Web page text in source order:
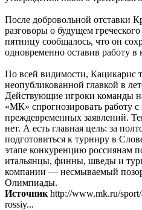
После добровольной отставки
разговоры о будущем
пятницу сообщалось, что он
одновременно оставив работу в
По всей видимости, Кацикарис
неопубликованной главкой в
Действующие игроки команды
«МК» спрогнозировать работу
преждевременных заявлений.
нет. А есть главная цель: за
подготовиться к турниру в
этапе конкуренцию россиянам
итальянцы, финны, шведы и
компании — несмываемый
Олимпиады.
Источник http://www.mk.ru/
rossiy...